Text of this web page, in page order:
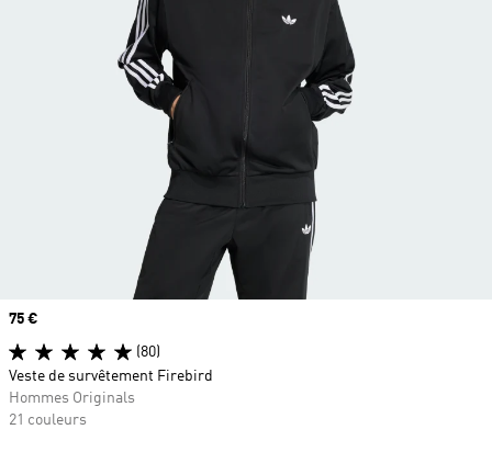
Prix
75 €
(80)
Veste de survêtement Firebird
Hommes Originals
21 couleurs